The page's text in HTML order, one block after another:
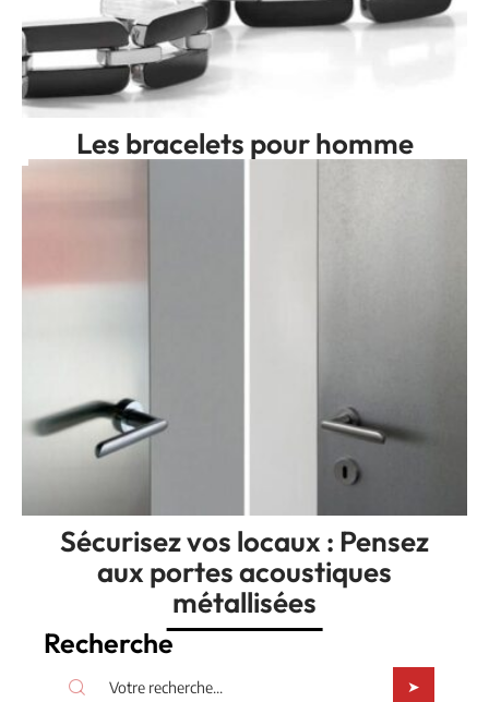
Les bracelets pour homme
Sécurisez vos locaux : Pensez
aux portes acoustiques
métallisées
Recherche